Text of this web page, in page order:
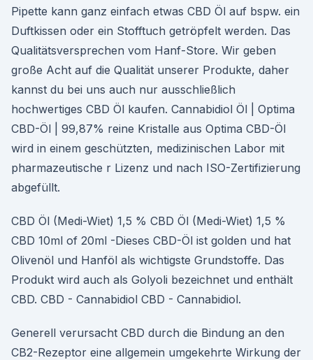
Pipette kann ganz einfach etwas CBD Öl auf bspw. ein
Duftkissen oder ein Stofftuch getröpfelt werden. Das
Qualitätsversprechen vom Hanf-Store. Wir geben
große Acht auf die Qualität unserer Produkte, daher
kannst du bei uns auch nur ausschließlich
hochwertiges CBD Öl kaufen. Cannabidiol Öl | Optima
CBD-Öl | 99,87% reine Kristalle aus Optima CBD-Öl
wird in einem geschützten, medizinischen Labor mit
pharmazeutische r Lizenz und nach ISO-Zertifizierung
abgefüllt.
CBD Öl (Medi-Wiet) 1,5 % CBD Öl (Medi-Wiet) 1,5 %
CBD 10ml of 20ml -Dieses CBD-Öl ist golden und hat
Olivenöl und Hanföl als wichtigste Grundstoffe. Das
Produkt wird auch als Golyoli bezeichnet und enthält
CBD. CBD - Cannabidiol CBD - Cannabidiol.
Generell verursacht CBD durch die Bindung an den
CB2-Rezeptor eine allgemein umgekehrte Wirkung der